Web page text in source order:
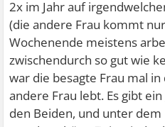
2x im Jahr auf
(die andere Frau kommt
Wochenende meistens
zwischendurch so gut wie
war die besagte Frau mal
andere Frau lebt. Es gibt
den Beiden, und unter dem